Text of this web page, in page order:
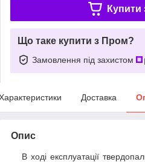
Купити
Що таке купити з Пром?
Замовлення під захистом
Доставка
Опис
В ході експлуатації